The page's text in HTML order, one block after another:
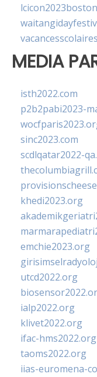
MEDIA
isth2022.com
p2b2pabi2023-
sinc2023.com
scdlqatar2022-
khedi2023.org
emchie2023.org
utcd2022.org
ialp2022.org
klivet2022.org
ifac-hms2022.org
taoms2022.org
iias-euromena-